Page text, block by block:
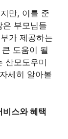
만, 이를 준
은 부모님들
가 제공하는
도움이 될
산모도우미
세히 알아볼
비스와 혜택